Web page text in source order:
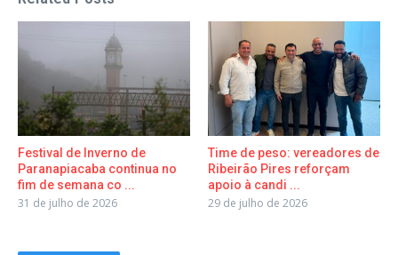
Festival de Inverno de
Paranapiacaba continua no
fim de semana co ...
31 de julho de 2026
Time de peso: vereadores de
Ribeirão Pires reforçam
apoio à candi ...
29 de julho de 2026